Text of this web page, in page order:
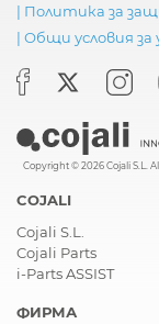
| Политика за
| Общи условия за
Copyright © 2026 Cojali S.L.
COJALI
Cojali S.L.
Cojali Parts
i-Parts ASSIST
ФИРМА